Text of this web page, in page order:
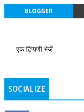
BLOGGER
एक टिप्पणी भेजें
SOCIALIZE